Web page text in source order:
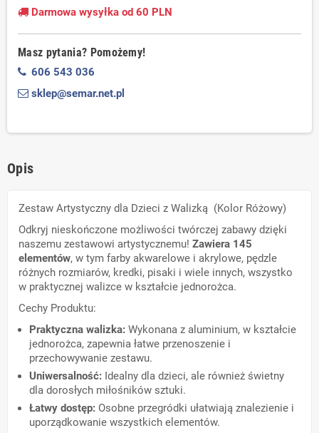
Darmowa wysyłka od 60 PLN
Masz pytania? Pomożemy!
606 543 036
sklep@semar.net.pl
Opis
Zestaw Artystyczny dla Dzieci z Walizką (Kolor Różowy)
Odkryj nieskończone możliwości twórczej zabawy dzięki
naszemu zestawowi artystycznemu! Zawiera 145
elementów, w tym farby akwarelowe i akrylowe, pędzle
różnych rozmiarów, kredki, pisaki i wiele innych, wszystko
w praktycznej walizce w kształcie jednorożca.
Cechy Produktu:
Praktyczna walizka: Wykonana z aluminium, w kształcie
jednorożca, zapewnia łatwe przenoszenie i
przechowywanie zestawu.
Uniwersalność: Idealny dla dzieci, ale również świetny
dla dorosłych miłośników sztuki.
Łatwy dostęp: Osobne przegródki ułatwiają znalezienie i
uporządkowanie wszystkich elementów.